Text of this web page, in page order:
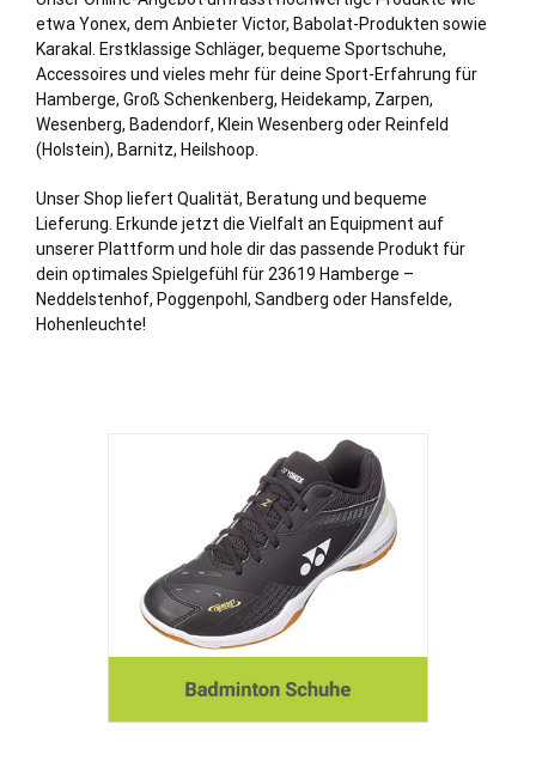
etwa Yonex, dem Anbieter Victor, Babolat-Produkten sowie
Karakal. Erstklassige Schläger, bequeme Sportschuhe,
Accessoires und vieles mehr für deine Sport-Erfahrung für
Hamberge, Groß Schenkenberg, Heidekamp, Zarpen,
Wesenberg, Badendorf, Klein Wesenberg oder Reinfeld
(Holstein), Barnitz, Heilshoop
Unser Shop liefert Qualität, Beratung und bequeme
Lieferung. Erkunde jetzt die Vielfalt an Equipment auf
unserer Plattform und hole dir das passende Produkt für
dein optimales Spielgefühl für 23619 Hamberge –
Neddelstenhof, Poggenpohl, Sandberg oder Hansfelde,
Hohenleuchte!